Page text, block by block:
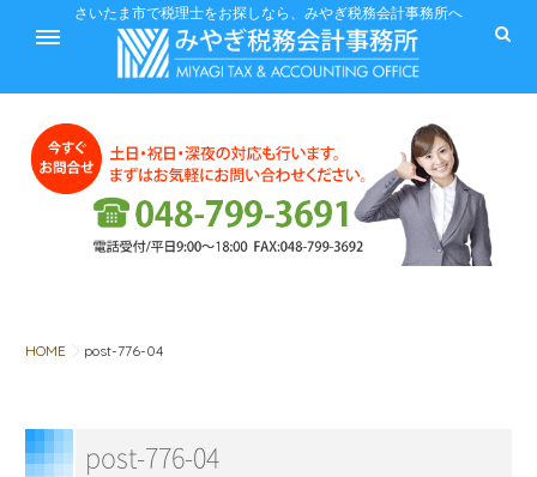
さいたま市で税理士をお探しなら、みやぎ税務会計事務所へ
ホーム
サービス
みやぎ税務会計事務所
HOME post-776-04
post-776-04